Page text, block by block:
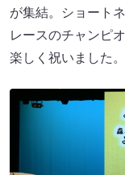
が集結。ショート
レースのチャンピ
楽しく祝いました。